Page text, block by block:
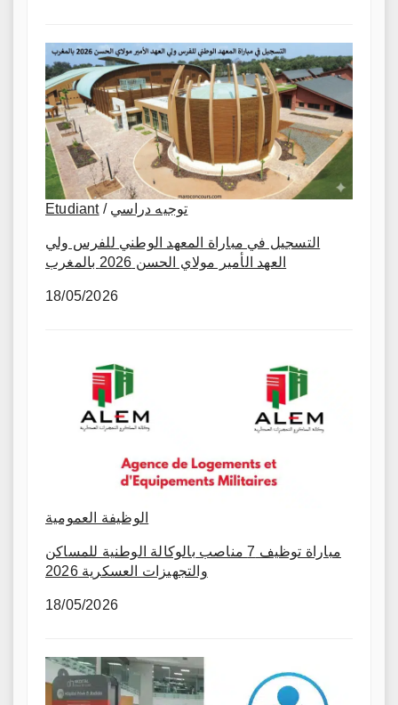
Etudiant/ توجيه دراسي
التسجيل في مباراة المعهد الوطني للفرس ولي
العهد الأمير مولاي الحسن 2026 بالمغرب
18/05/2026
الوظيفة العمومية
مباراة توظيف 7 مناصب بالوكالة الوطنية للمساكن
والتجهيزات العسكرية 2026
18/05/2026